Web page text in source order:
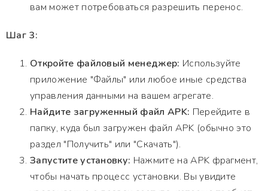
вам может потребоваться разрешить перенос.
Шаг 3:
Откройте файловый менеджер: Используйте
приложение "Файлы" или любое иные средства
управления данными на вашем агрегате.
Найдите загруженный файл APK: Перейдите в
папку, куда был загружен файл APK (обычно это
раздел "Получить" или "Скачать").
Запустите установку: Нажмите на APK фрагмент,
чтобы начать процесс установки. Вы увидите